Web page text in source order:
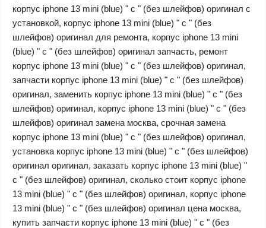
корпус iphone 13 mini (blue) " c " (без шлейфов) оригинал с
установкой, корпус iphone 13 mini (blue) " c " (без
шлейфов) оригинал для ремонта, корпус iphone 13 mini
(blue) " c " (без шлейфов) оригинал запчасть, ремонт
корпус iphone 13 mini (blue) " c " (без шлейфов) оригинал,
запчасти корпус iphone 13 mini (blue) " c " (без шлейфов)
оригинал, заменить корпус iphone 13 mini (blue) " c " (без
шлейфов) оригинал, корпус iphone 13 mini (blue) " c " (без
шлейфов) оригинал замена москва, срочная замена
корпус iphone 13 mini (blue) " c " (без шлейфов) оригинал,
установка корпус iphone 13 mini (blue) " c " (без шлейфов)
оригинал оригинал, заказать корпус iphone 13 mini (blue) "
c " (без шлейфов) оригинал, сколько стоит корпус iphone
13 mini (blue) " c " (без шлейфов) оригинал, корпус iphone
13 mini (blue) " c " (без шлейфов) оригинал цена москва,
купить запчасти корпус iphone 13 mini (blue) " c " (без